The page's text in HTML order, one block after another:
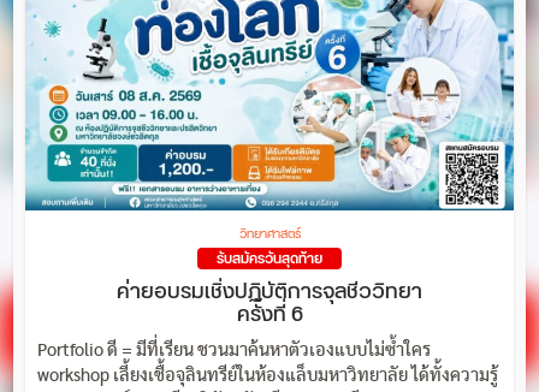
วิทยาศาสตร์
รับสมัครวันสุดท้าย
ค่ายอบรมเชิ่งปฏิบัติการจุลชีววิทยา
ครั้งที่ 6
Portfolio ดี = มีที่เรียน ชวนมาค้นหาตัวเองแบบไม่ซ้ำใคร
workshop เลี้ยงเชื้อจุลินทรีย์ในห้องแล็บมหาวิทยาลัย ได้ทั้งความรู้